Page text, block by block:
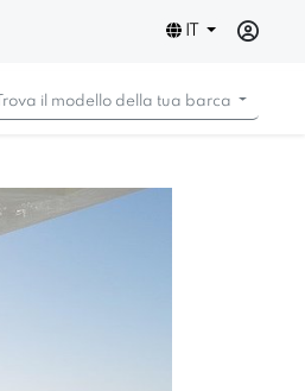
IT
Trova il modello della tua barca